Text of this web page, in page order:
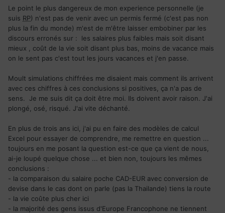
Le point le plus dangereux de mon experience personnelle (je
suis RP) n'est pas de venir avec un permis fermé (c'est pas non
plus la fin du monde) m'est de m'être laisser embobiner par les
discours erronés sur : les salaires plus faibles mais soit disant
mieux , coût de la vie soit disant plus bas, moins de vacance mais
on le sent pas c'est tout les jours vacances et j'en passe.
Moult simulations chiffrées me disaient mais comment ils arrivent
avec ces chiffres à ces conclusions si positives, ça n'a pas de
sens. Je me suis dit ça doit être moi. Ils doivent avoir raison. J'ai
plongé, osé, risqué. J'ai vite déchanté.
En plus de trois ans ici, j'ai pu en faire des modèles de calcul
Excel pour essayer de comprendre, me remettre en question ...
toujours en me posant la question est-ce que ça vient de nous,
ai-je loupé quelque chose ... et bien non, toujours les mêmes
conclusions :
- la comparaison du salaire poche CAD-EUR avec conversion de
devise dans le cas dont on parle (pas la Thailande) tiens la route
- la vie coûte plus cher ici
- la majorité des gens issus d'Europe Francophone ne tiennent